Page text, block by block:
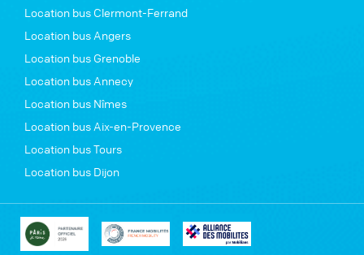
Location bus Clermont-Ferrand
Location bus Angers
Location bus Grenoble
Location bus Annecy
Location bus Nîmes
Location bus Aix-en-Provence
Location bus Tours
Location bus Dijon